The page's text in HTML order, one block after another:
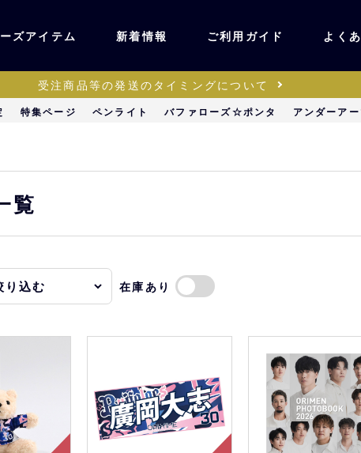
ック
ユニフォーム・ワッ
キャ
キッズ・ベビー バッ
キッ
キーホルダー
め オリ
ズアイテム 新着情報 ご利用ガイド よく
受注商品等の発送のタイミングについて
特集ページ ペンライト バファローズ☆ポンタ アンダーア
覧
在庫あり